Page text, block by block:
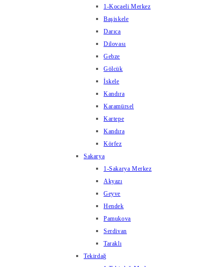
1-Kocaeli Merkez
Başiskele
Darıca
Dilovası
Gebze
Gölcük
İskele
Kandıra
Karamürsel
Kartepe
Kandıra
Körfez
Sakarya
1-Sakarya Merkez
Akyazı
Geyve
Hendek
Pamukova
Serdivan
Taraklı
Tekirdağ